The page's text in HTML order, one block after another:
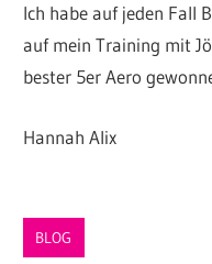
Ich habe auf jeden Fall
auf mein Training mit
bester 5er Aero
Hannah Alix
BLOG